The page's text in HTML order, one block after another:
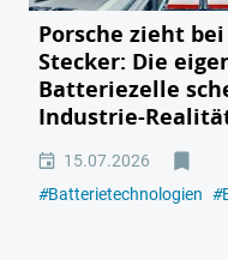
Porsche zieht
Stecker: Die
Batteriezelle
Industrie-
15.07.2026
#Batterietechnologien #